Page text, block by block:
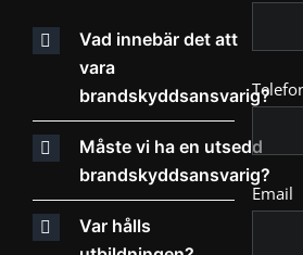
Vad innebär det att
vara
brandskyddsansvarig?
Måste vi ha en utsedd
brandskyddsansvarig?
Var hålls
Email